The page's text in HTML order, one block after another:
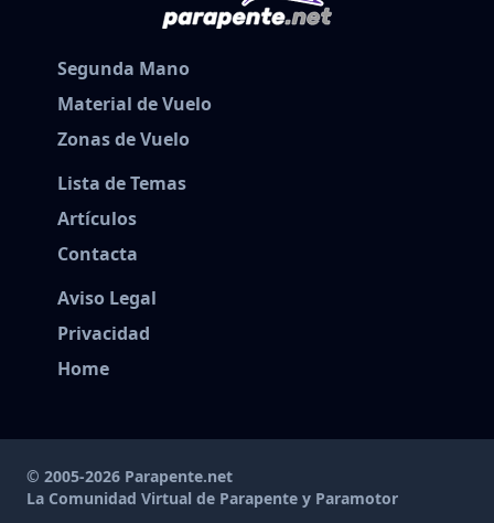
Segunda Mano
Material de Vuelo
Zonas de Vuelo
Lista de Temas
Artículos
Contacta
Aviso Legal
Privacidad
Home
© 2005-2026 Parapente.net
La Comunidad Virtual de Parapente y Paramotor